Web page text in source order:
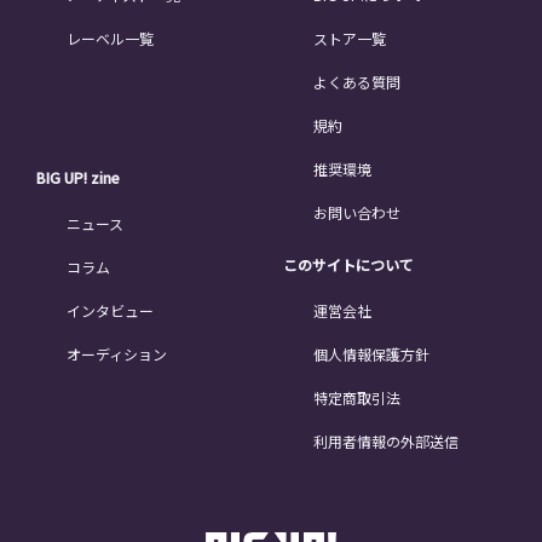
レーベル一覧
BIG UP! zine
ニュース
コラム
インタビュー
オーディション
ストア一覧
よくある質問
規約
推奨環境
お問い合わせ
このサイトについて
運営会社
個人情報保護方針
特定商取引法
利用者情報の外部送信